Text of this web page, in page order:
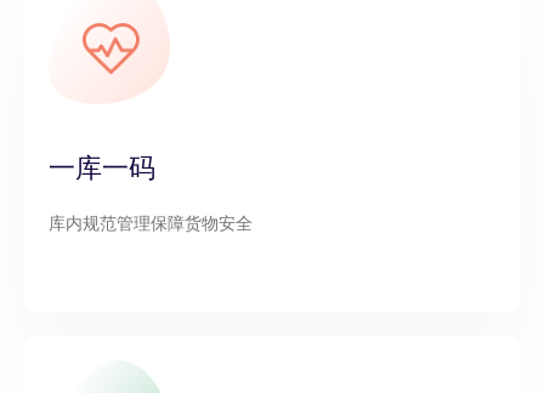
一库一码
库内规范管理保障货物安全